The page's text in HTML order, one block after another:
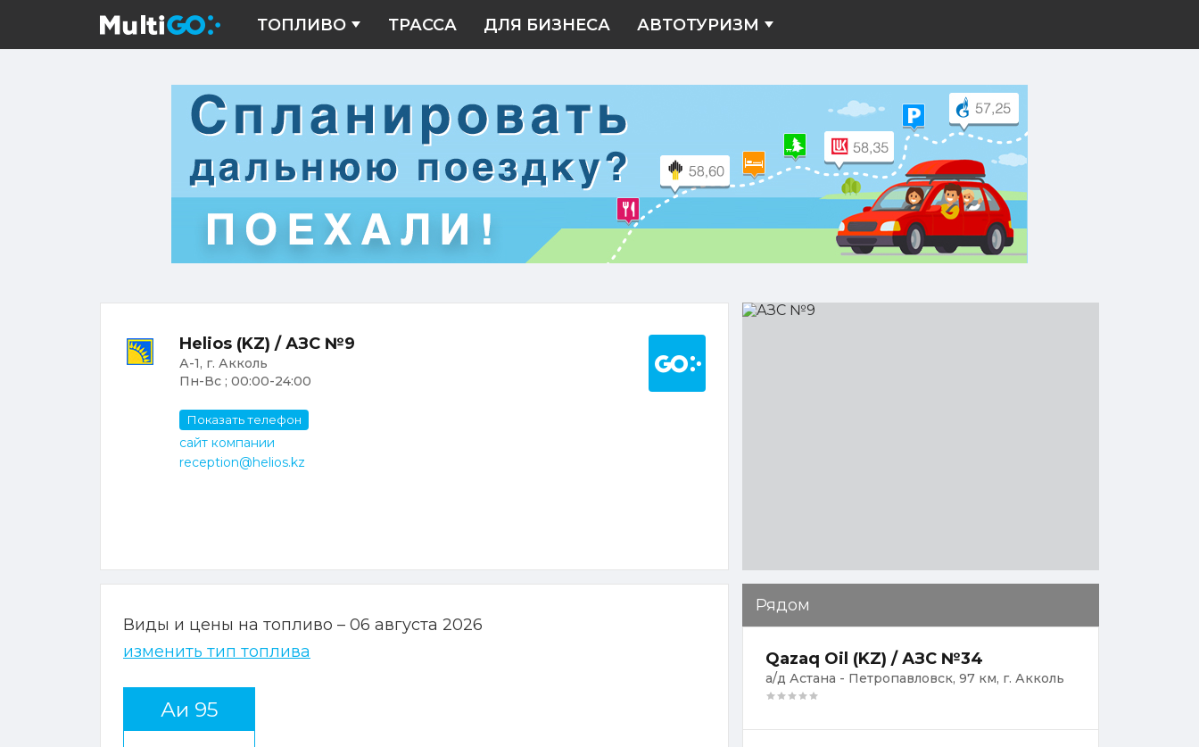
ТОПЛИВО ТРАССА ДЛЯ БИЗНЕСА АВТОТУРИЗМ
Helios (KZ) / АЗС №9
А-1, г. Акколь
Пн-Вс ; 00:00-24:00
Показать телефон
сайт компании
reception@helios.kz
Построить маршрут на Yandex.
АЗС
Виды и цены на топливо – 06 августа 2026
изменить тип топлива
Аи 95
Рядом
Qazaq Oil (KZ) / АЗС №34
а/д Астана - Петропавловск, 97 км, г. Акколь